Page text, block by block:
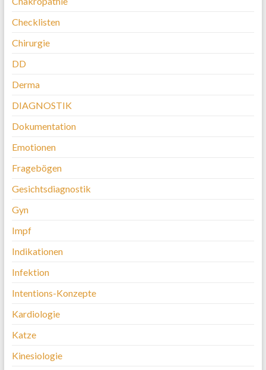
Checklisten
Chirurgie
DD
Derma
DIAGNOSTIK
Dokumentation
Emotionen
Fragebögen
Gesichtsdiagnostik
Gyn
Impf
Indikationen
Infektion
Intentions-Konzepte
Kardiologie
Katze
Kinesiologie